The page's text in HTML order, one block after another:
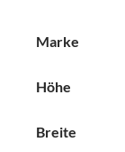
Marke
Höhe
Breite